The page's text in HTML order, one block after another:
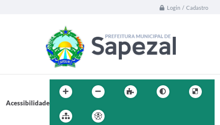
Login / Cadastro
Acessibilidade